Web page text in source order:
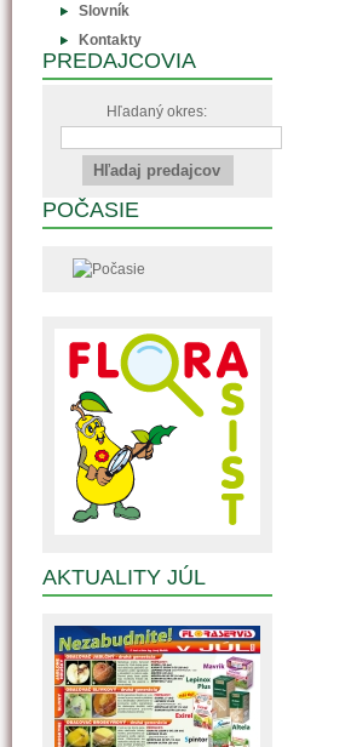
Slovník
Kontakty
PREDAJCOVIA
Hľadaný okres:
POČASIE
AKTUALITY JÚL